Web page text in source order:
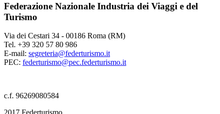
Federazione Nazionale Industria dei Viaggi e del
Turismo
Via dei Cestari 34 - 00186 Roma (RM)
Tel. +39 320 57 80 986
E-mail: segreteria@federturismo.it
PEC: federturismo@pec.federturismo.it
c.f. 96269080584